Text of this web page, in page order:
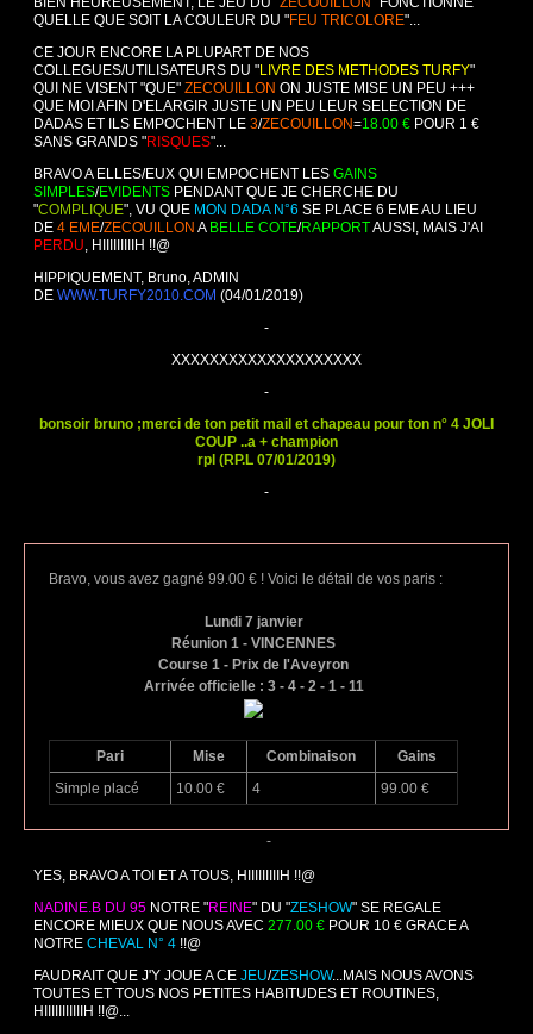
QUELLE QUE SOIT LA COULEUR DU "FEU TRICOLORE"...
CE JOUR ENCORE LA PLUPART DE NOS
COLLEGUES/UTILISATEURS DU "LIVRE DES METHODES TURFY"
QUI NE VISENT "QUE" ZECOUILLON ON JUSTE MISE UN PEU +++
QUE MOI AFIN D'ELARGIR JUSTE UN PEU LEUR SELECTION DE
DADAS ET ILS EMPOCHENT LE 3/ZECOUILLON=18.00 € POUR 1 €
SANS GRANDS "RISQUES"...
BRAVO A ELLES/EUX QUI EMPOCHENT LES GAINS
SIMPLES/EVIDENTS PENDANT QUE JE CHERCHE DU
"COMPLIQUE", VU QUE MON DADA N°6 SE PLACE 6 EME AU LIEU
DE 4 EME/ZECOUILLON A BELLE COTE/RAPPORTAUSSI, MAIS J'AI
PERDU, HIIIIIIIIIH !!@
HIPPIQUEMENT, Bruno, ADMIN
DE WWW.TURFY2010.COM (04/01/2019)
-
XXXXXXXXXXXXXXXXXXXX
-
bonsoir bruno ;merci de ton petit mail et chapeau pour ton n° 4 JOLI
COUP ..a + champion
rpl (RP.L 07/01/2019)
-
Bravo, vous avez gagné 99.00 € ! Voici le détail de vos paris :
Lundi 7 janvier
Réunion 1 - VINCENNES
Course 1 - Prix de l'Aveyron
Arrivée officielle : 3 - 4 - 2 - 1 - 11
Pari Mise Combinaison
Gains
Simple placé
10.00 € 4 99.00 €
-
YES, BRAVO A TOI ET A TOUS, HIIIIIIIIIH !!@
NADINE.B DU 95 NOTRE "REINE" DU "ZESHOW" SE REGALE
ENCORE MIEUX QUE NOUS AVEC 277.00 € POUR 10 € GRACE A
NOTRE CHEVAL N° 4 !!@
FAUDRAIT QUE J'Y JOUE A CE JEU/ZESHOW...MAIS NOUS AVONS
TOUTES ET TOUS NOS PETITES HABITUDES ET ROUTINES,
HIIIIIIIIIIIH !!@...